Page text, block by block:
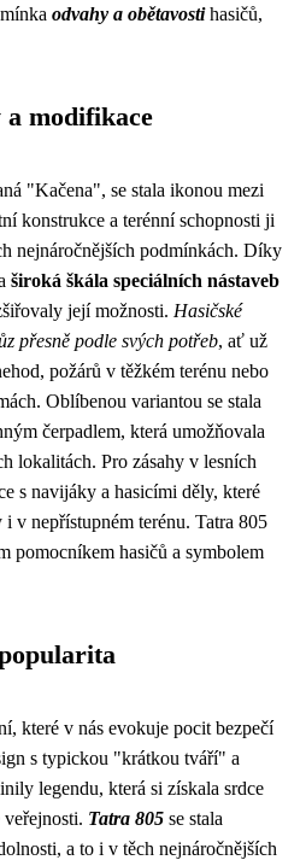
odvahy a obětavostihasičů,
a modifikace
"Kačena", se stala ikonou mezi
konstrukce a terénní schopnosti ji
nejnáročnějších podmínkách. Díky
široká škála speciálních nástaveb
její možnosti. Hasičské
přesně podle svých potřeb, ať už
požárů v těžkém terénu nebo
Oblíbenou variantou se stala
čerpadlem, která umožňovala
lokalitách. Pro zásahy v lesních
s navijáky a hasicími děly, které
v nepřístupném terénu. Tatra 805
pomocníkem hasičů a symbolem
které v nás evokuje pocit bezpečí
s typickou "krátkou tváří" a
legendu, která si získala srdce
Tatra 805 se stala
a to i v těch nejnáročnějších